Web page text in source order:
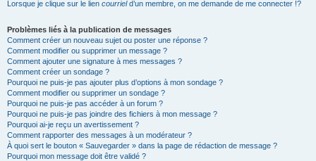
Lorsque je clique sur le lien courrield’un membre, on me demande de me connecter !?
Problèmes liés à la publication de messages
Comment créer un nouveau sujet ou poster une réponse ?
Comment modifier ou supprimer un message ?
Comment ajouter une signature à mes messages ?
Comment créer un sondage ?
Pourquoi ne puis-je pas ajouter plus d’options à mon sondage ?
Comment modifier ou supprimer un sondage ?
Pourquoi ne puis-je pas accéder à un forum ?
Pourquoi ne puis-je pas joindre des fichiers à mon message ?
Pourquoi ai-je reçu un avertissement ?
Comment rapporter des messages à un modérateur ?
À quoi sert le bouton « Sauvegarder » dans la page de rédaction de message ?
Pourquoi mon message doit être validé ?